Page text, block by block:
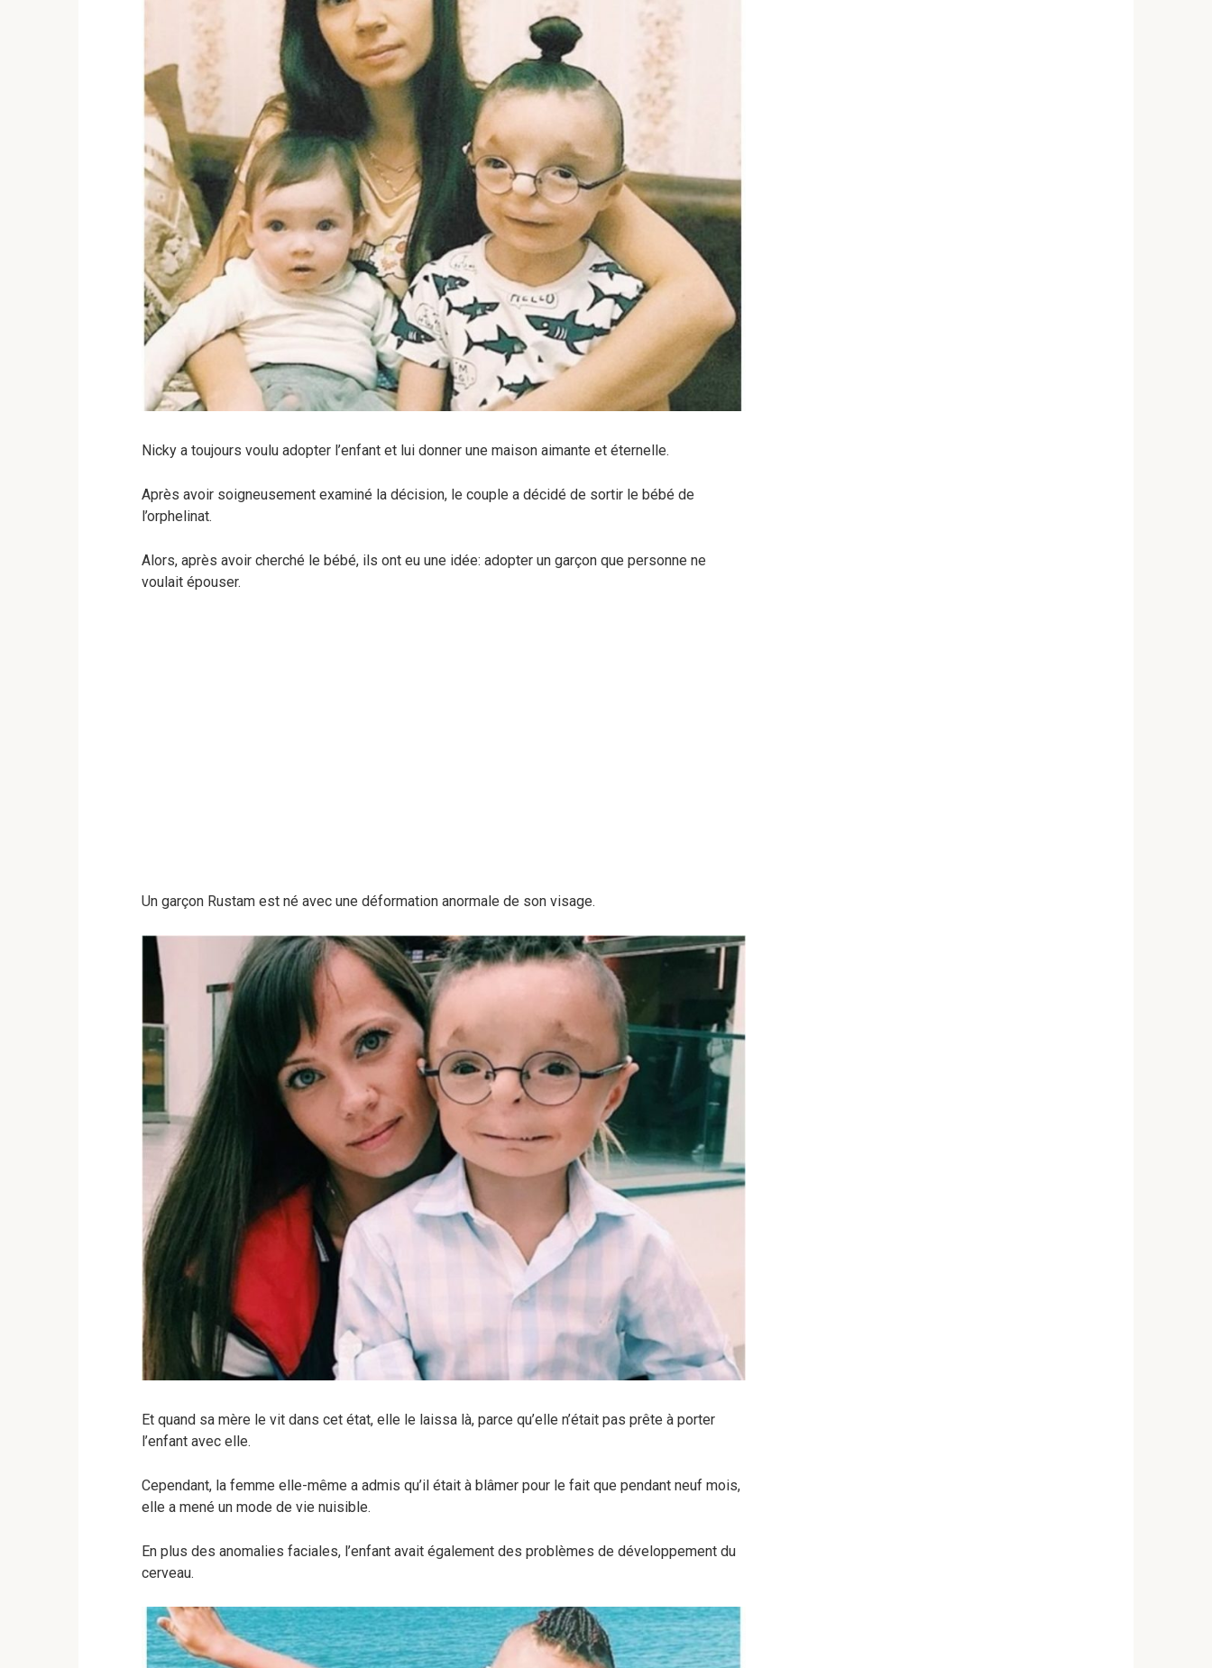
Nicky a toujours voulu adopter l’enfant et lui donner une maison aimante et éternelle.
Après avoir soigneusement examiné la décision, le couple a décidé de sortir le bébé de
l’orphelinat.
Alors, après avoir cherché le bébé, ils ont eu une idée: adopter un garçon que personne ne
voulait épouser.
Un garçon Rustam est né avec une déformation anormale de son visage.
Et quand sa mère le vit dans cet état, elle le laissa là, parce qu’elle n’était pas prête à porter
l’enfant avec elle.
Cependant, la femme elle-même a admis qu’il était à blâmer pour le fait que pendant neuf mois,
elle a mené un mode de vie nuisible.
En plus des anomalies faciales, l’enfant avait également des problèmes de développement du
cerveau.